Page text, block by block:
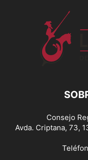
Consejo
Avda. Criptana, 73,